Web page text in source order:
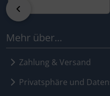
Mehr über...
Zahlung & Versand
Privatsphäre und